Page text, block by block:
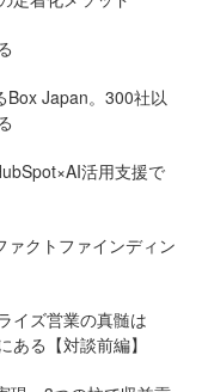
Box Japan。300社以
活用支援で
クトファインディン
イズ営業の真髄は
ある【対談前編】